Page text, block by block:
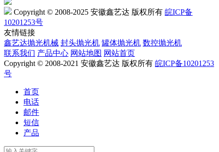
Copyright © 2008-2025 安徽鑫艺达 版权所有 皖ICP备
10201253号
友情链接
鑫艺达抛光机械 封头抛光机 罐体抛光机 数控抛光机
联系我们 产品中心 网站地图 网站首页
Copyright © 2008-2021 安徽鑫艺达 版权所有 皖ICP备10201253
号
首页
电话
邮件
短信
产品